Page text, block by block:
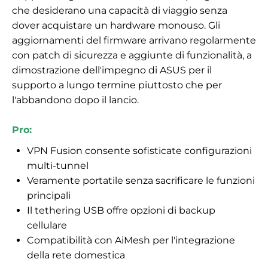
che desiderano una capacità di viaggio senza
dover acquistare un hardware monouso. Gli
aggiornamenti del firmware arrivano regolarmente
con patch di sicurezza e aggiunte di funzionalità, a
dimostrazione dell'impegno di ASUS per il
supporto a lungo termine piuttosto che per
l'abbandono dopo il lancio.
Pro:
VPN Fusion consente sofisticate configurazioni
multi-tunnel
Veramente portatile senza sacrificare le funzioni
principali
Il tethering USB offre opzioni di backup
cellulare
Compatibilità con AiMesh per l'integrazione
della rete domestica